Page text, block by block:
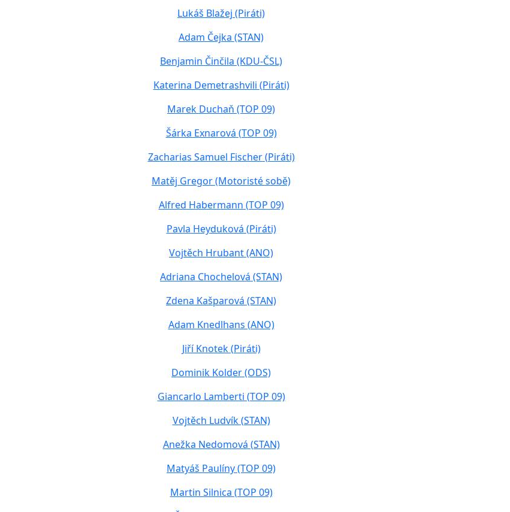
Lukáš Blažej (Piráti)
Adam Čejka (STAN)
Benjamin Činčila (KDU-ČSL)
Katerina Demetrashvili (Piráti)
Marek Duchaň (TOP 09)
Šárka Exnarová (TOP 09)
Zacharias Samuel Fischer (Piráti)
Matěj Gregor (Motoristé sobě)
Alfred Habermann (TOP 09)
Pavla Heyduková (Piráti)
Vojtěch Hrubant (ANO)
Adriana Chochelová (STAN)
Zdena Kašparová (STAN)
Adam Knedlhans (ANO)
Jiří Knotek (Piráti)
Dominik Kolder (ODS)
Giancarlo Lamberti (TOP 09)
Vojtěch Ludvík (STAN)
Anežka Nedomová (STAN)
Matyáš Paulíny (TOP 09)
Martin Silnica (TOP 09)